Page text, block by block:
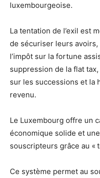
luxembourgeoise.
La tentation de l’exil est
de sécuriser leurs
l’impôt sur la fortune
suppression de la flat
sur les successions et la
revenu.
Le Luxembourg offre un
économique solide et
souscripteurs grâce au «
Ce système permet au